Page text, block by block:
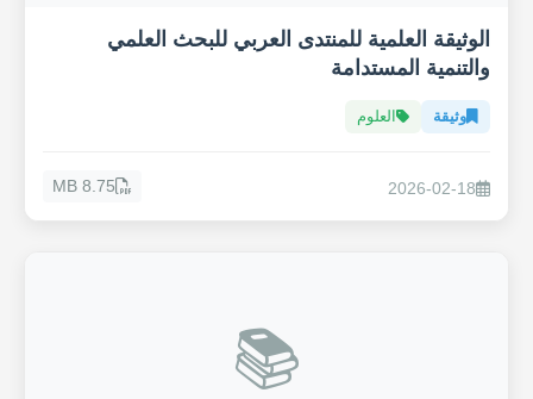
الوثيقة العلمية للمنتدى العربي للبحث العلمي
والتنمية المستدامة
وثيقة العلوم
2026-02-18
8.75 MB
📚